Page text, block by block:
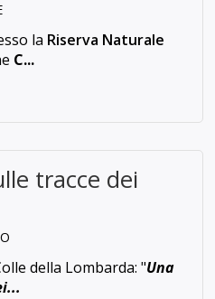
la Riserva Naturale
C...
tracce dei
della Lombarda: "Una